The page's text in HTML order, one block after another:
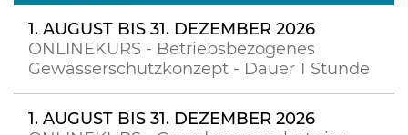
1. AUGUST BIS 31. DEZEMBER 2026
ONLINEKURS - Betriebsbezogenes
Gewässerschutzkonzept - Dauer 1 Stunde
1. AUGUST BIS 31. DEZEMBER 2026